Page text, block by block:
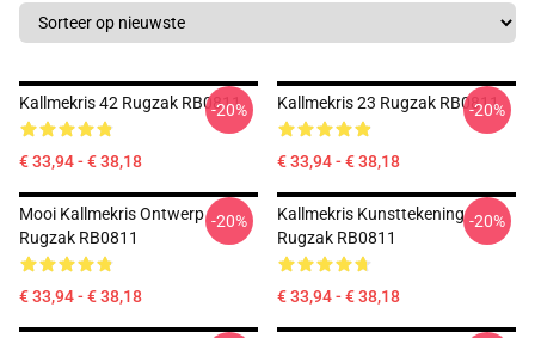
Kallmekris 42 Rugzak RB0811
€ 33,94 - € 38,18
-20% Kallmekris 23 Rugzak RB0811
€ 33,94 - € 38,18
-20%
Mooi Kallmekris Ontwerp
Rugzak RB0811
€ 33,94 - € 38,18
-20%
Kallmekris Kunsttekening
Rugzak RB0811
€ 33,94 - € 38,18
-20%